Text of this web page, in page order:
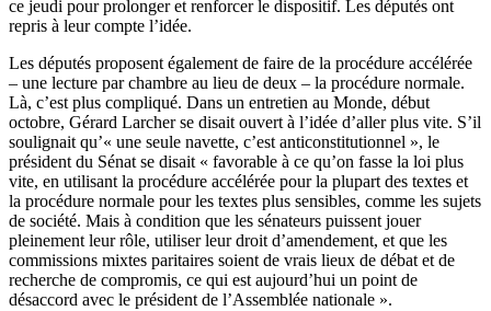
ce jeudi pour prolonger et renforcer le dispositif. Les députés ont
repris à leur compte l’idée.
Les députés proposent également de faire de la procédure accélérée
– une lecture par chambre au lieu de deux – la procédure normale.
Là, c’est plus compliqué. Dans un entretien au Monde, début
octobre, Gérard Larcher se disait ouvert à l’idée d’aller plus vite. S’il
soulignait qu’« une seule navette, c’est anticonstitutionnel », le
président du Sénat se disait « favorable à ce qu’on fasse la loi plus
vite, en utilisant la procédure accélérée pour la plupart des textes et
la procédure normale pour les textes plus sensibles, comme les sujets
de société. Mais à condition que les sénateurs puissent jouer
pleinement leur rôle, utiliser leur droit d’amendement, et que les
commissions mixtes paritaires soient de vrais lieux de débat et de
recherche de compromis, ce qui est aujourd’hui un point de
désaccord avec le président de l’Assemblée nationale ».